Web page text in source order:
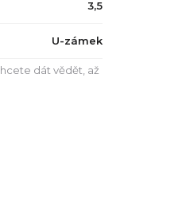
3,5
U-zámek
dát vědět, až